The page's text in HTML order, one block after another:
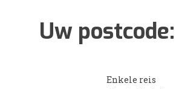
Uw postcode:
Enkele reis